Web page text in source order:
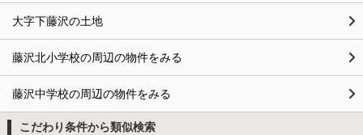
大字下藤沢の土地
藤沢北小学校の周辺の物件をみる
藤沢中学校の周辺の物件をみる
こだわり条件から類似検索